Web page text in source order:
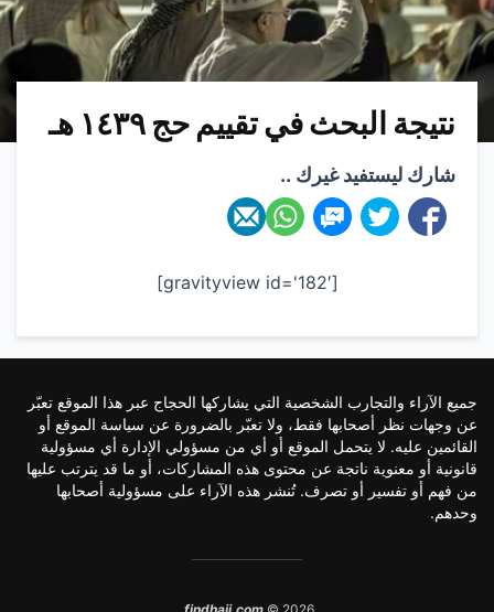
نتيجة البحث في تقييم حج ١٤٣٩ هـ
شارك ليستفيد غيرك ..
[gravityview id='182′]
جميع الآراء والتجارب الشخصية التي يشاركها الحجاج عبر هذا الموقع تعبّر
عن وجهات نظر أصحابها فقط، ولا تعبّر بالضرورة عن سياسة الموقع أو
القائمين عليه. لا يتحمل الموقع أو أي من مسؤولي الإدارة أي مسؤولية
قانونية أو معنوية ناتجة عن محتوى هذه المشاركات، أو ما قد يترتب عليها
من فهم أو تفسير أو تصرف. تُنشر هذه الآراء على مسؤولية أصحابها
وحدهم.